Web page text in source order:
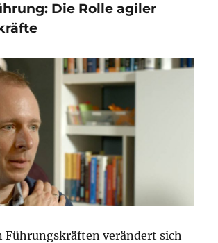
Die Rolle agiler
Führungskräften verändert sich